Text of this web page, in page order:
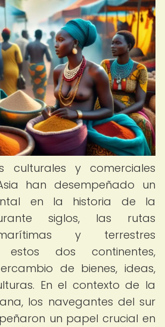
culturales y comerciales
han desempeñado un
en la historia de la
siglos, las rutas
y terrestres
dos continentes,
de bienes, ideas,
En el contexto de la
los navegantes del sur
un papel crucial en